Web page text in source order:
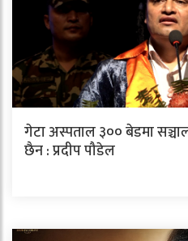
गेटा अस्पताल ३०० बेडमा
छैन : प्रदीप पौडेल